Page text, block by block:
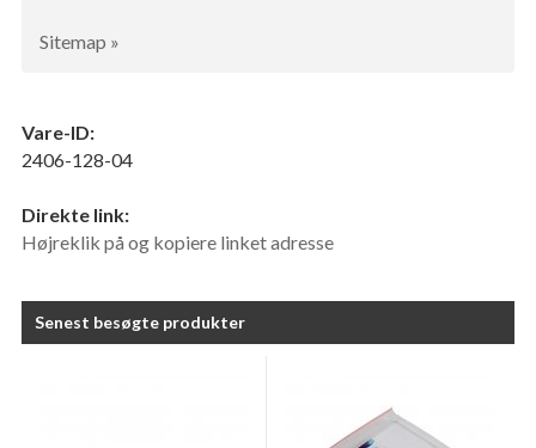
Sitemap »
Vare-ID:
2406-128-04
Direkte link:
Højreklik på og kopiere linket adresse
Senest besøgte produkter